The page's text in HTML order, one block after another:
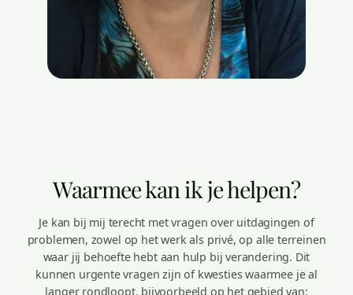
Waarmee kan ik je helpen?
Je kan bij mij terecht met vragen over uitdagingen of
problemen, zowel op het werk als privé, op alle terreinen
waar jij behoefte hebt aan hulp bij verandering. Dit
kunnen urgente vragen zijn of kwesties waarmee je al
langer rondloopt, bijvoorbeeld op het gebied van: